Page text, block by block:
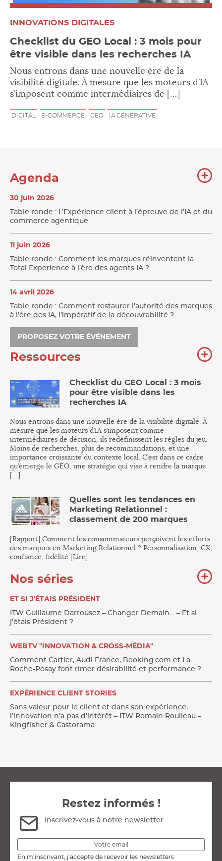
INNOVATIONS DIGITALES
Checklist du GEO Local : 3 mois pour
être visible dans les recherches IA
Nous entrons dans une nouvelle ère de la
visibilité digitale. À mesure que les moteurs d’IA
s’imposent comme intermédiaires de […]
DIGITAL E-COMMERCE GEO IA GÉNÉRATIVE
Agenda
30 juin 2026
Table ronde : L’Expérience client à l’épreuve de l’IA et du
commerce agentique
11 juin 2026
Table ronde : Comment les marques réinventent la
Total Experience à l’ère des agents IA ?
14 avril 2026
Table ronde : Comment restaurer l’autorité des marques
à l’ère des IA, l’impératif de la découvrabilité ?
PROPOSEZ VOTRE ÉVÉNEMENT
Ressources
Checklist du GEO Local : 3 mois
pour être visible dans les
recherches IA
Nous entrons dans une nouvelle ère de la visibilité digitale. À
mesure que les moteurs d’IA s’imposent comme
intermédiaires de décision, ils redéfinissent les règles du jeu.
Moins de recherches, plus de recommandations, et une
importance croissante du contexte local. C’est dans ce cadre
qu’émerge le GEO, une stratégie qui vise à rendre la marque
[…]
Quelles sont les tendances en
Marketing Relationnel :
classement de 200 marques
[Rapport] Comment les consommateurs perçoivent les efforts
des marques en Marketing Relationnel ? Personnalisation, CX,
confiance, fidélité [Lire]
Nos séries
ET SI J'ÉTAIS PRÉSIDENT
ITW Guillaume Darrousez – Changer Demain… – Et si
j’étais Président ?
WEBTV "INNOVATION & CROSS-MÉDIA"
Comment Cartier, Audi France, Booking.com et La
Roche-Posay font rimer désirabilité et performance ?
EXPÉRIENCE CLIENT STORIES
Sans valeur pour le client et dans son expérience,
l’innovation n’a pas d’intérêt – ITW Romain Roulleau –
Kingfisher & Castorama
Restez informés !
Inscrivez-vous à notre newsletter
En m'inscrivant, j'accepte de recevoir les newsletters